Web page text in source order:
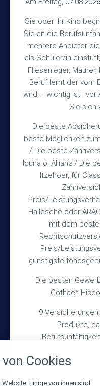
Sie oder Ihr Kind
Sie an die
mehrere Anbieter
als Schüler/in
Fliesenleger,
Beruf lernt der vom
wird – wichtig ist : vor
Sie sich
Die beste
beste Möglichkeit
/ Die beste
Iduna o. Allianz / Die
Itzehoer, für
Preis/
Hallesche oder
mit dem
Preis/
günstigste
Die besten
Gothaer,
9
Produkte,
betriebliche
TEL
FAX
MAIL
Mo – Fr
und
Cookies
Einige von ihnen sind
alle verwendeten Cookies und
zu blockieren.